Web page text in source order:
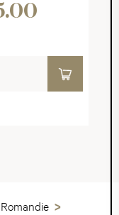
Romandie